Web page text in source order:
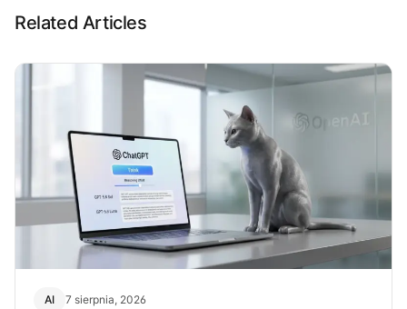
Related Articles
AI 7 sierpnia, 2026